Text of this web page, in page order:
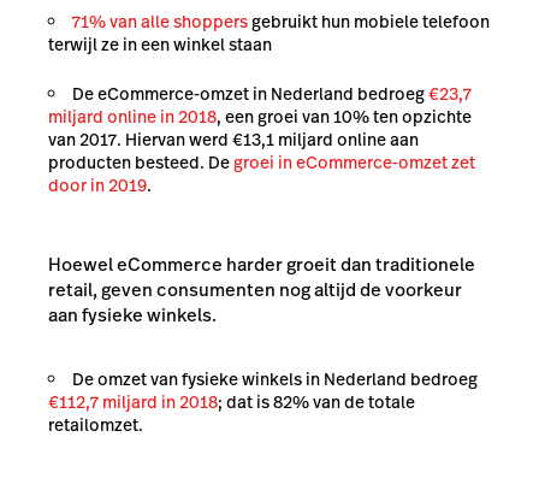
71% van alle shoppersgebruikt hun mobiele telefoon
terwijl ze in een winkel staan
De eCommerce-omzet in Nederland bedroeg€23,7
miljard online in 2018, een groei van 10% ten opzichte
van 2017. Hiervan werd €13,1 miljard online aan
producten besteed. Degroei in eCommerce-omzet zet
door in 2019.
Hoewel eCommerce harder groeit dan traditionele
retail, geven consumenten nog altijd de voorkeur
aan fysieke winkels.
De omzet van fysieke winkels in Nederland bedroeg
€112,7 miljard in 2018; dat is 82% van de totale
retailomzet.